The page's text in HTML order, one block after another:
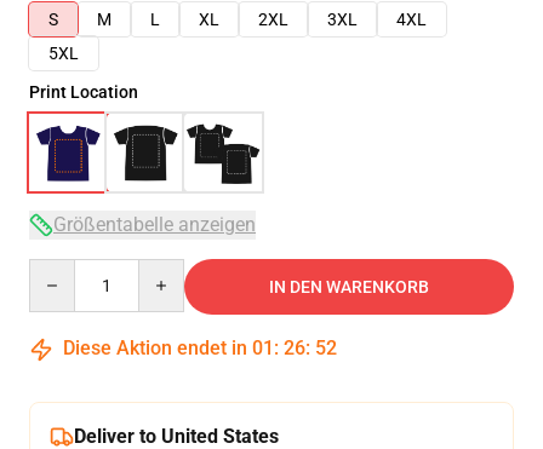
S
M L XL 2XL 3XL
4XL
5XL
Print Location
Größentabelle anzeigen
IN DEN WARENKORB
Diese Aktion endet in 01 : 26: 52
Deliver to United States